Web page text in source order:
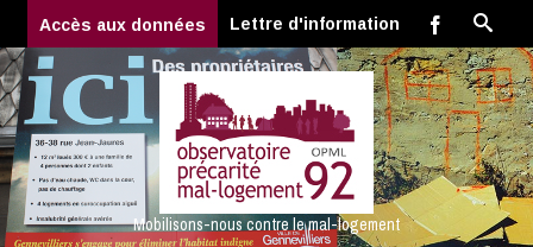
Accès aux données Lettre d'information
Mobilisons-nous contre le mal-logement